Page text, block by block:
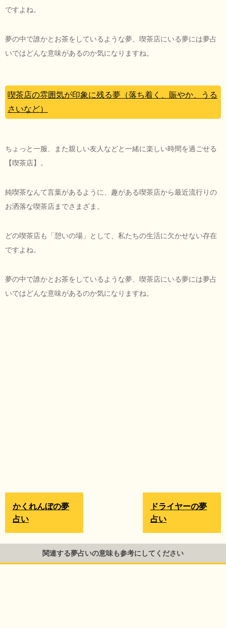
ですよね。
夢の中で誰かとお茶をしているような夢、喫茶店にいる夢には夢占
いではどんな意味があるのか気になりますね。
喫茶店の雰囲気が印象に残る夢（落ち着く、賑やか、うる
さいなど）
ちょっと一服、また親しい友人などと一緒に楽しい時間を過ごせる
【喫茶店】。
純喫茶なんて言葉があるように、趣がある喫茶店から最近流行りの
お洒落な喫茶店までさまざま。
どの喫茶店も「憩いの場」として、私たちの生活に欠かせない存在
ですよね。
夢の中で誰かとお茶をしているような夢、喫茶店にいる夢には夢占
いではどんな意味があるのか気になりますね。
ドライヤーの夢
占い
かくれんぼの夢
占い
関連する夢占いの意味も参考にしてください